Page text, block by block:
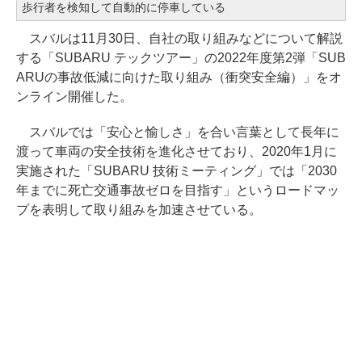
歩行者を検知して自動的に停車している
スバルは11月30日、自社の取り組みなどについて解説
する「SUBARU テックツアー」の2022年度第2弾「SUB
ARUの事故低減に向けた取り組み（衝突安全編）」をオ
ンライン開催した。
スバルでは「安心と愉しさ」を合い言葉として長年に
渡って車両の安全技術を進化させており、2020年1月に
実施された「SUBARU 技術ミーティング」では「2030
年までに死亡交通事故ゼロを目指す」というロードマッ
プを表明して取り組みを加速させている。